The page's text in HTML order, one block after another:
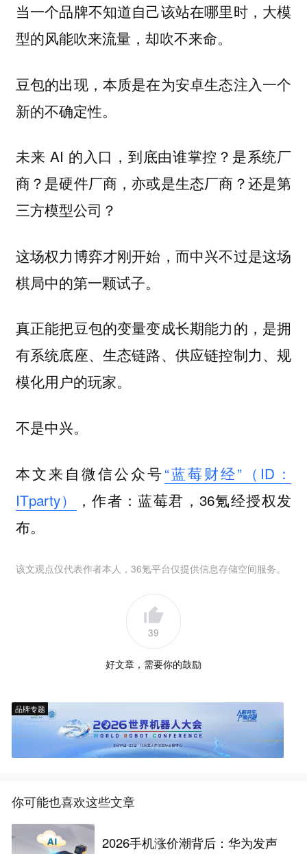
当一个品牌不知道自己该站在哪里时，大模
型的风能吹来流量，却吹不来命。
豆包的出现，本质是在为安卓生态注入一个
新的不确定性。
未来 AI 的入口，到底由谁掌控？是系统厂
商？是硬件厂商，亦或是生态厂商？还是第
三方模型公司？
这场权力博弈才刚开始，而中兴不过是这场
棋局中的第一颗试子。
真正能把豆包的变量变成长期能力的，是拥
有系统底座、生态链路、供应链控制力、规
模化用户的玩家。
不是中兴。
本文来自微信公众号“蓝莓财经”（ID：
ITparty）
，作者：蓝莓君，36氪经授权发
布。
该文观点仅代表作者本人，36氪平台仅提供信息存储空间服务。
39
好文章，需要你的鼓励
品牌专题
你可能也喜欢这些文章
2026手机涨价潮背后：华为发声